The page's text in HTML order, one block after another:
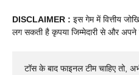
DISCLAIMER : इस गेम में वित्तीय
लग सकती है कृपया जिम्मेदारी से और
टॉस के बाद फाइनल टीम चाहिए